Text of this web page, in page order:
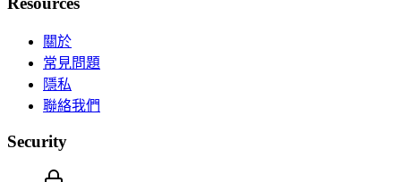
關於
常見問題
隱私
聯絡我們
Security